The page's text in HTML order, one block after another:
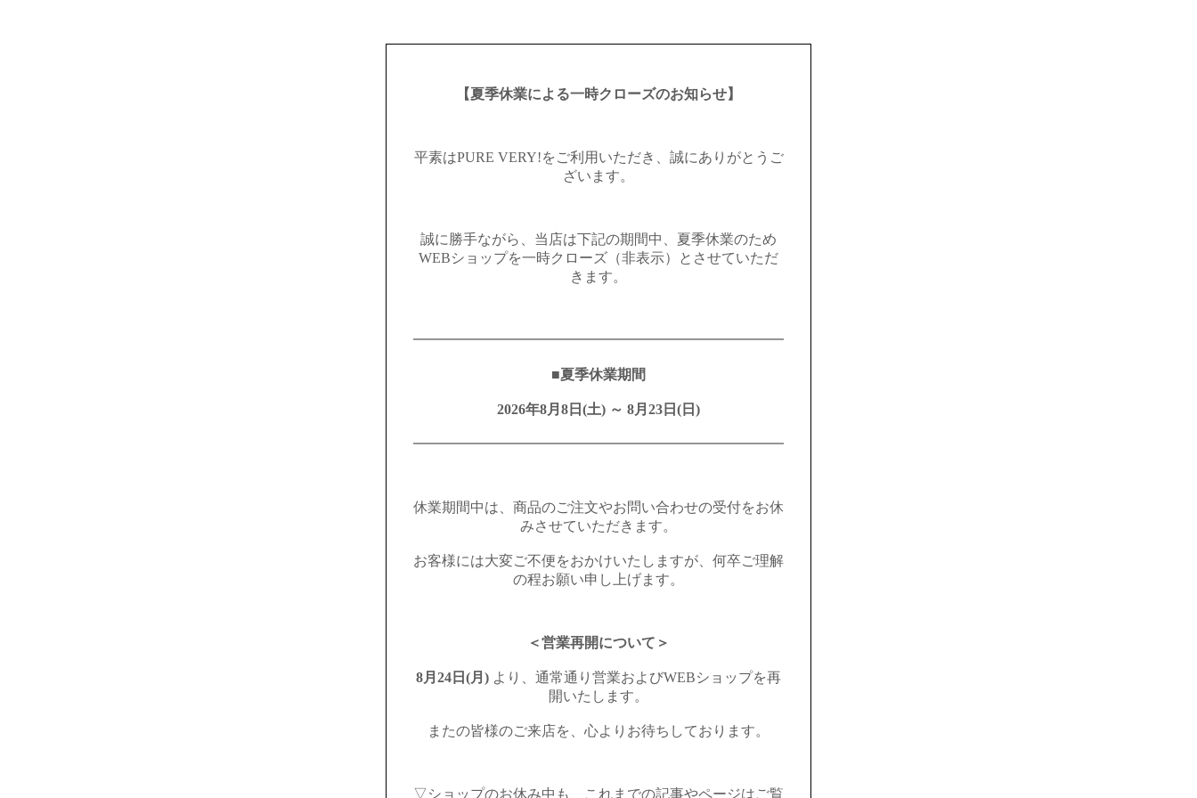
【夏季休業による一時クローズのお知らせ】
平素はPURE VERY!をご利用いただき、誠にありがとうご
ざいます。
誠に勝手ながら、当店は下記の期間中、夏季休業のため
WEBショップを一時クローズ（非表示）とさせていただ
きます。
━━━━━━━━━━━━━━━━━━━━━━━━━━
■夏季休業期間
2026年8月8日(土) ～ 8月23日(日)
━━━━━━━━━━━━━━━━━━━━━━━━━━
休業期間中は、商品のご注文やお問い合わせの受付をお休
みさせていただきます。
お客様には大変ご不便をおかけいたしますが、何卒ご理解
の程お願い申し上げます。
＜営業再開について＞
8月24日(月) より、通常通り営業およびWEBショップを再
開いたします。
またの皆様のご来店を、心よりお待ちしております。
▽ショップのお休み中も、これまでの記事やページはご覧